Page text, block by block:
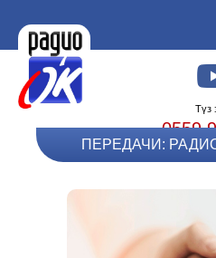
Түз
0559
ПЕРЕДАЧИ: